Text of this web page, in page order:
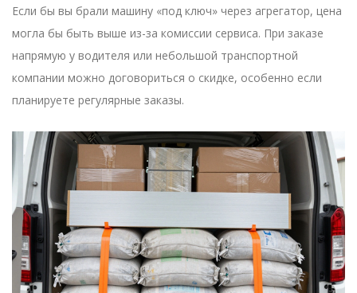
Если бы вы брали машину «под ключ» через агрегатор, цена
могла бы быть выше из-за комиссии сервиса. При заказе
напрямую у водителя или небольшой транспортной
компании можно договориться о скидке, особенно если
планируете регулярные заказы.